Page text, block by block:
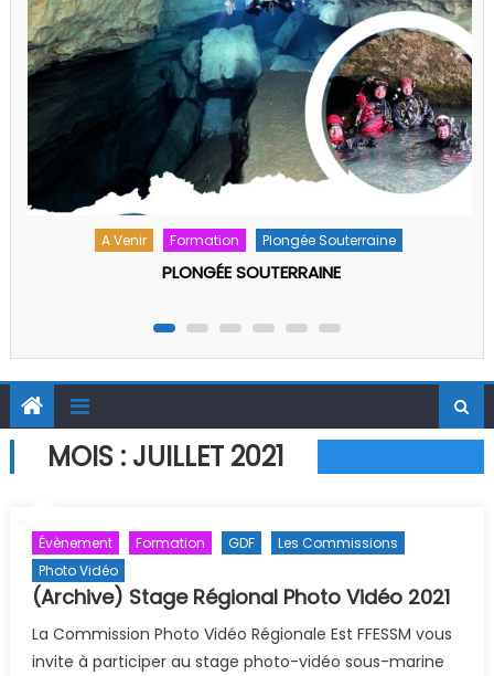
MOIS : JUILLET 2021
Évènement Formation GDF
Les Commissions
Photo Vidéo
(Archive) Stage Régional Photo Vidéo 2021
La Commission Photo Vidéo Régionale Est FFESSM vous
invite à participer au stage photo-vidéo sous-marine